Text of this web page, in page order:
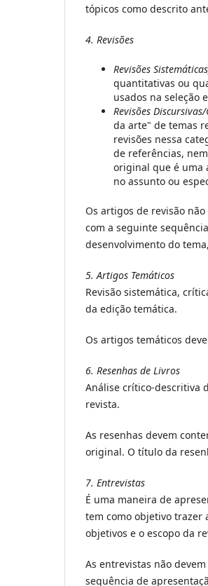
tópicos como descrito
4. Revisões
Revisões
quantitativas ou
usados na seleção
Revisões
da arte" de temas
revisões nessa
de referências,
original que é uma
no assunto ou
Os artigos de revisão
com a seguinte
desenvolvimento do
5. Artigos Temáticos
Revisão sistemática,
da edição temática.
Os artigos temáticos
6. Resenhas de Livros
Análise crítico-descritiva
revista.
As resenhas devem
original. O título da
7. Entrevistas
É uma maneira de
tem como objetivo trazer
objetivos e o escopo da
As entrevistas não
sequência de